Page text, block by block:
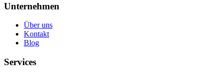
Unternehmen
Über uns
Kontakt
Blog
Services